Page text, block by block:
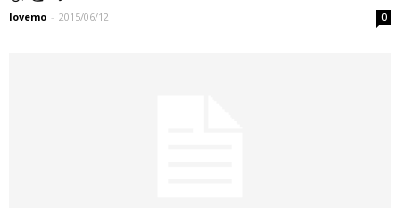
lovemo - 2015/06/12 0